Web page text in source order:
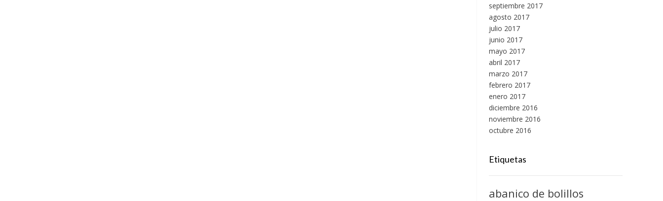
septiembre 2017
agosto 2017
julio 2017
junio 2017
mayo 2017
abril 2017
marzo 2017
febrero 2017
enero 2017
diciembre 2016
noviembre 2016
octubre 2016
Etiquetas
abanico de bolillos